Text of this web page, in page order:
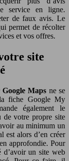
service en ligne.
de faux avis. Le
permet de récolter
et vos offres.
site
Maps ne se
fiche Google My
également le
de votre propre site
au minimum un
est alors d’en créer
approfondie. Pour
d’avoir un site web